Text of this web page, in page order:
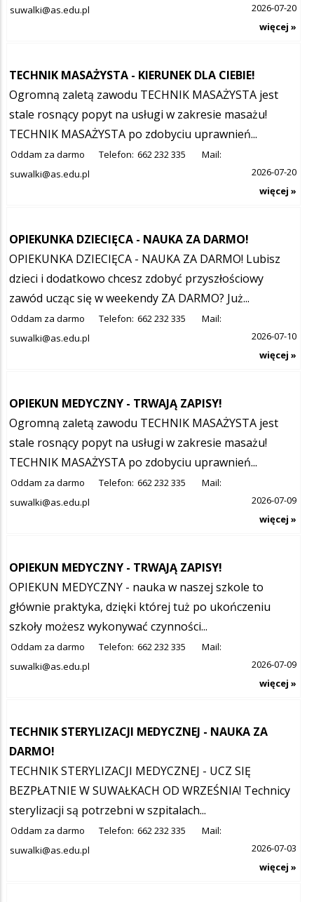
suwalki@as.edu.pl
2026-07-20
więcej »
TECHNIK MASAŻYSTA - KIERUNEK DLA CIEBIE!
Ogromną zaletą zawodu TECHNIK MASAŻYSTA jest
stale rosnący popyt na usługi w zakresie masażu!
TECHNIK MASAŻYSTA po zdobyciu uprawnień...
Oddam za darmo Telefon: 662 232 335
Mail:
suwalki@as.edu.pl
2026-07-20
więcej »
OPIEKUNKA DZIECIĘCA - NAUKA ZA DARMO!
OPIEKUNKA DZIECIĘCA - NAUKA ZA DARMO! Lubisz
dzieci i dodatkowo chcesz zdobyć przyszłościowy
zawód ucząc się w weekendy ZA DARMO? Już...
Oddam za darmo Telefon: 662 232 335
Mail:
suwalki@as.edu.pl
2026-07-10
więcej »
OPIEKUN MEDYCZNY - TRWAJĄ ZAPISY!
Ogromną zaletą zawodu TECHNIK MASAŻYSTA jest
stale rosnący popyt na usługi w zakresie masażu!
TECHNIK MASAŻYSTA po zdobyciu uprawnień...
Oddam za darmo Telefon: 662 232 335
Mail:
suwalki@as.edu.pl
2026-07-09
więcej »
OPIEKUN MEDYCZNY - TRWAJĄ ZAPISY!
OPIEKUN MEDYCZNY - nauka w naszej szkole to
głównie praktyka, dzięki której tuż po ukończeniu
szkoły możesz wykonywać czynności...
Oddam za darmo Telefon: 662 232 335
Mail:
suwalki@as.edu.pl
2026-07-09
więcej »
TECHNIK STERYLIZACJI MEDYCZNEJ - NAUKA ZA
DARMO!
TECHNIK STERYLIZACJI MEDYCZNEJ - UCZ SIĘ
BEZPŁATNIE W SUWAŁKACH OD WRZEŚNIA! Technicy
sterylizacji są potrzebni w szpitalach...
Oddam za darmo Telefon: 662 232 335
Mail:
suwalki@as.edu.pl
2026-07-03
więcej »